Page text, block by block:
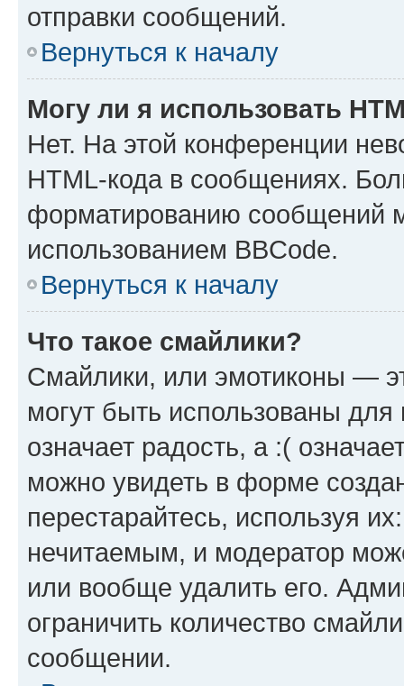
отправки сообщений.
Вернуться к началу
Могу ли я использовать
Нет. На этой конференции
HTML-кода в сообщениях.
форматированию сообщений
использованием BBCode.
Вернуться к началу
Что такое смайлики?
Смайлики, или эмотиконы —
могут быть использованы
означает радость, а :(
можно увидеть в форме
перестарайтесь, используя
нечитаемым, и модератор
или вообще удалить его.
ограничить количество
сообщении.